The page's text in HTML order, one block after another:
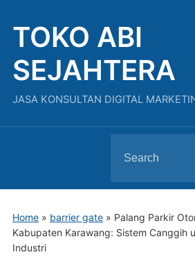
TOKO ABI
SEJAHTERA
JASA KONSULTAN DIGITAL
for:
Home» barrier gate» Palang Parkir
Kabupaten Karawang: Sistem Canggih
Industri